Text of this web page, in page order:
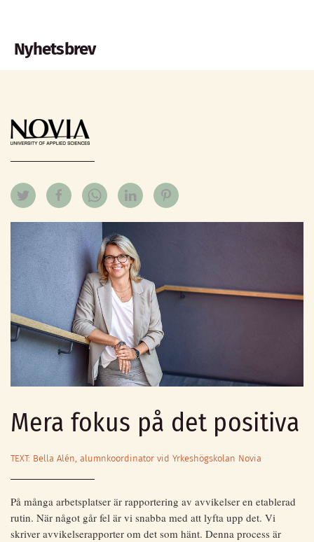
Nyhetsbrev
Mera fokus på det positiva
TEXT: Bella Alén, alumnkoordinator vid Yrkeshögskolan Novia
På många arbetsplatser är rapportering av avvikelser en etablerad
rutin. När något går fel är vi snabba med att lyfta upp det. Vi
skriver avvikelserapporter om det som hänt. Denna process är